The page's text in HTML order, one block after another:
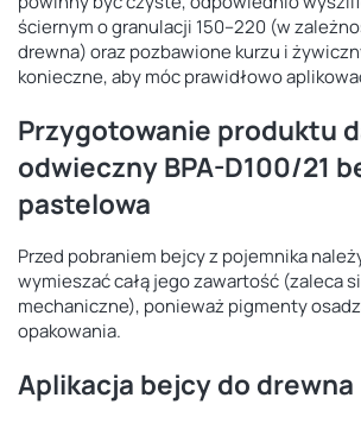
ściernym o granulacji 150–220 (w
drewna) oraz pozbawione kurzu i
konieczne, aby móc prawidłowo
Przygotowanie produktu
odwieczny BPA-D100/21
pastelowa
Przed pobraniem bejcy z pojemnika
wymieszać całą jego zawartość (zaleca
mechaniczne), ponieważ pigmenty
opakowania.
Aplikacja bejcy do drewna